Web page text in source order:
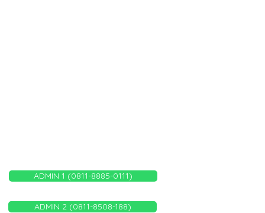
ADMIN 1 (0811-8885-0111)
ADMIN 2 (0811-8508-188)